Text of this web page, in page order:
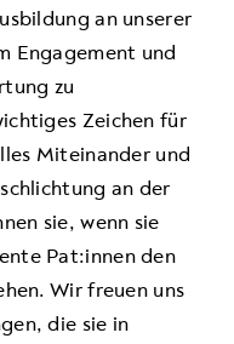
an unserer
Engagement und
zu
Zeichen für
Miteinander und
an der
sie, wenn sie
Pat:innen den
Wir freuen uns
die sie in